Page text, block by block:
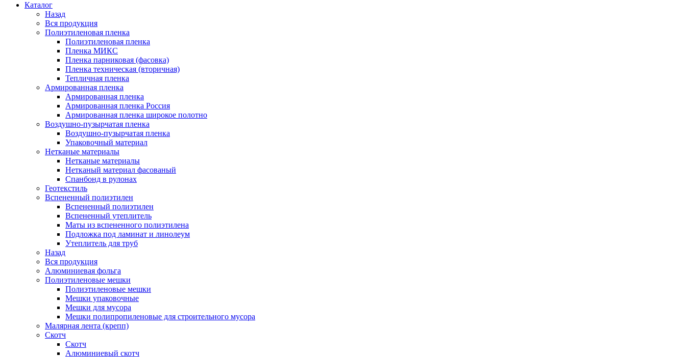
Каталог
Назад
Вся продукция
Полиэтиленовая пленка
Полиэтиленовая пленка
Пленка МИКС
Пленка парниковая (фасовка)
Пленка техническая (вторичная)
Тепличная пленка
Армированная пленка
Армированная пленка
Армированная пленка Россия
Армированная пленка широкое полотно
Воздушно-пузырчатая пленка
Воздушно-пузырчатая пленка
Упаковочный материал
Нетканые материалы
Нетканые материалы
Нетканый материал фасованый
Спанбонд в рулонах
Геотекстиль
Вспененный полиэтилен
Вспененный полиэтилен
Вспененный утеплитель
Маты из вспененного полиэтилена
Подложка под ламинат и линолеум
Утеплитель для труб
Назад
Вся продукция
Алюминиевая фольга
Полиэтиленовые мешки
Полиэтиленовые мешки
Мешки упаковочные
Мешки для мусора
Мешки полипропиленовые для строительного мусора
Малярная лента (крепп)
Скотч
Скотч
Алюминиевый скотч